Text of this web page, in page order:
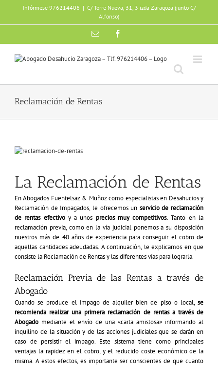
content
Infórmese 976214406 | C/ Torre Nueva, 31, 3 izda Zaragoza (junto C/
Alfonso)
Email
Reclamación de Rentas
La Reclamación de Rentas
En Abogados Fuentelsaz & Muñoz como especialistas en Desahucios y
Reclamación de Impagados, le ofrecemos un servicio de reclamación
de rentas efectivo y a unos precios muy competitivos. Tanto en la
reclamación previa, como en la vía judicial ponemos a su disposición
nuestros más de 40 años de experiencia para conseguir el cobro de
aquellas cantidades adeudadas. A continuación, le explicamos en que
consiste la Reclamación de Rentas y las diferentes vías para lograrla.
Reclamación Previa de las Rentas a través de
Abogado
Cuando se produce el impago de alquiler bien de piso o local, se
recomienda realizar una primera reclamación de rentas a través de
Abogado mediante el envío de una «carta amistosa» informando al
inquilino de la situación y de las acciones judiciales que se darán en
caso de persistir el impago. Este sistema tiene como principales
ventajas la rapidez en el cobro, y el reducido coste económico de la
misma. A estos efectos, es importante ser conscientes de que cuanto